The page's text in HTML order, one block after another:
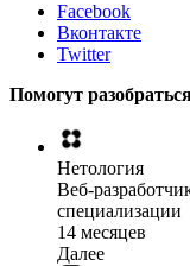
Facebook
Вконтакте
Twitter
Помогут
Нетология
Веб-
специализации
14 месяцев
Далее